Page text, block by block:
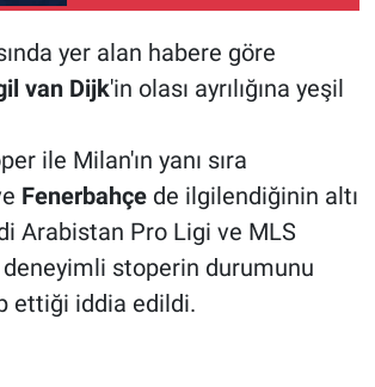
yer alan habere göre
van Dijk'in olası ayrılığına yeşil
ile Milan'ın yanı sıra
Fenerbahçede ilgilendiğinin altı
Arabistan Pro Ligi ve MLS
stoperin durumunu
ettiği iddia edildi.